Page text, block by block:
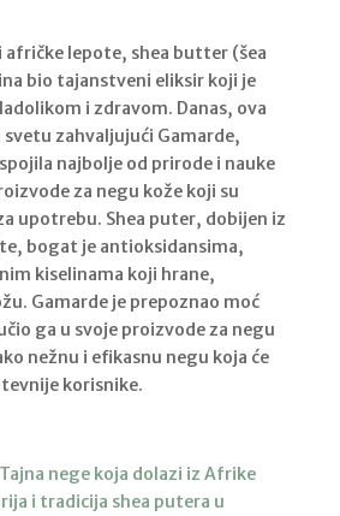
lepote, shea butter (šea
bio tajanstveni eliksir koji je
i zdravom. Danas, ova
zahvaljujući Gamarde,
najbolje od prirode i nauke
za negu kože koji su
upotrebu. Shea puter, dobijen iz
bogat je antioksidansima,
kiselinama koji hrane,
Gamarde je prepoznao moć
ga u svoje proizvode za negu
nežnu i efikasnu negu koja će
korisnike.
nege koja dolazi iz Afrike
i tradicija shea putera u